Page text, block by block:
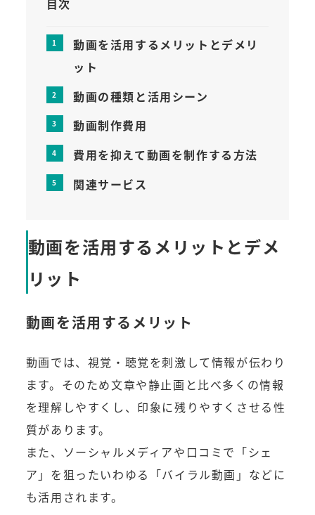
動画を活用するメリットとデメリ
ット
動画の種類と活用シーン
動画制作費用
費用を抑えて動画を制作する方法
関連サービス
動画を活用するメリットとデメ
リット
動画を活用するメリット
動画では、視覚・聴覚を刺激して情報が伝わり
ます。そのため文章や静止画と比べ多くの情報
を理解しやすくし、印象に残りやすくさせる性
質があります。
また、ソーシャルメディアや口コミで「シェ
ア」を狙ったいわゆる「バイラル動画」などに
も活用されます。